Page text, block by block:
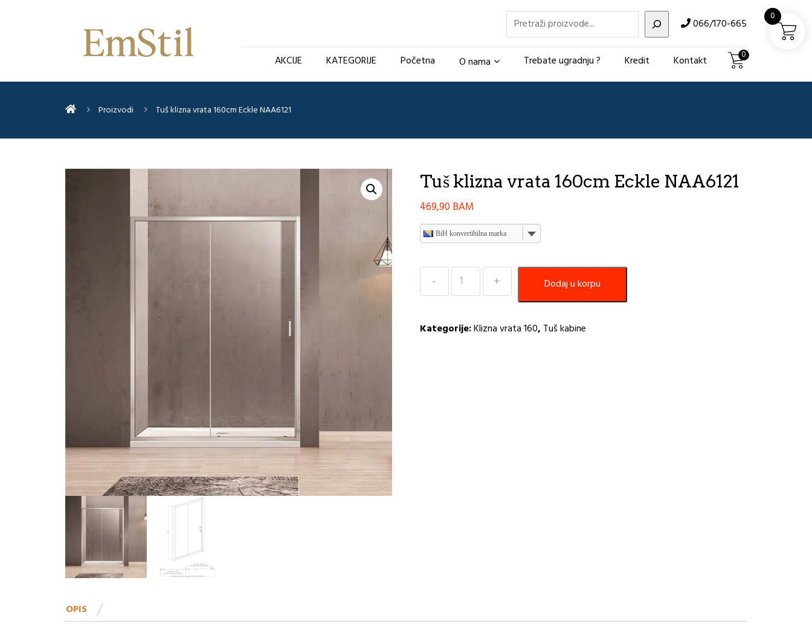
Pretraži 066/170-665
AKCIJE KATEGORIJE Početna O nama Trebate ugradnju ? Kredit Kontakt 0
Proizvodi Tuš klizna vrata 160cm Eckle NAA6121
Tuš klizna vrata 160cm Eckle NAA6121
469,90 BAM
BiH konvertibilna marka
Tuš
klizna
Eckle
Dodaj u korpu
Kategorije:Klizna vrata 160, Tuš kabine
OPIS
0